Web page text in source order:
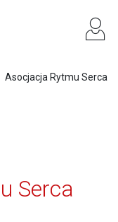
Asocjacja Rytmu Serca
Serca